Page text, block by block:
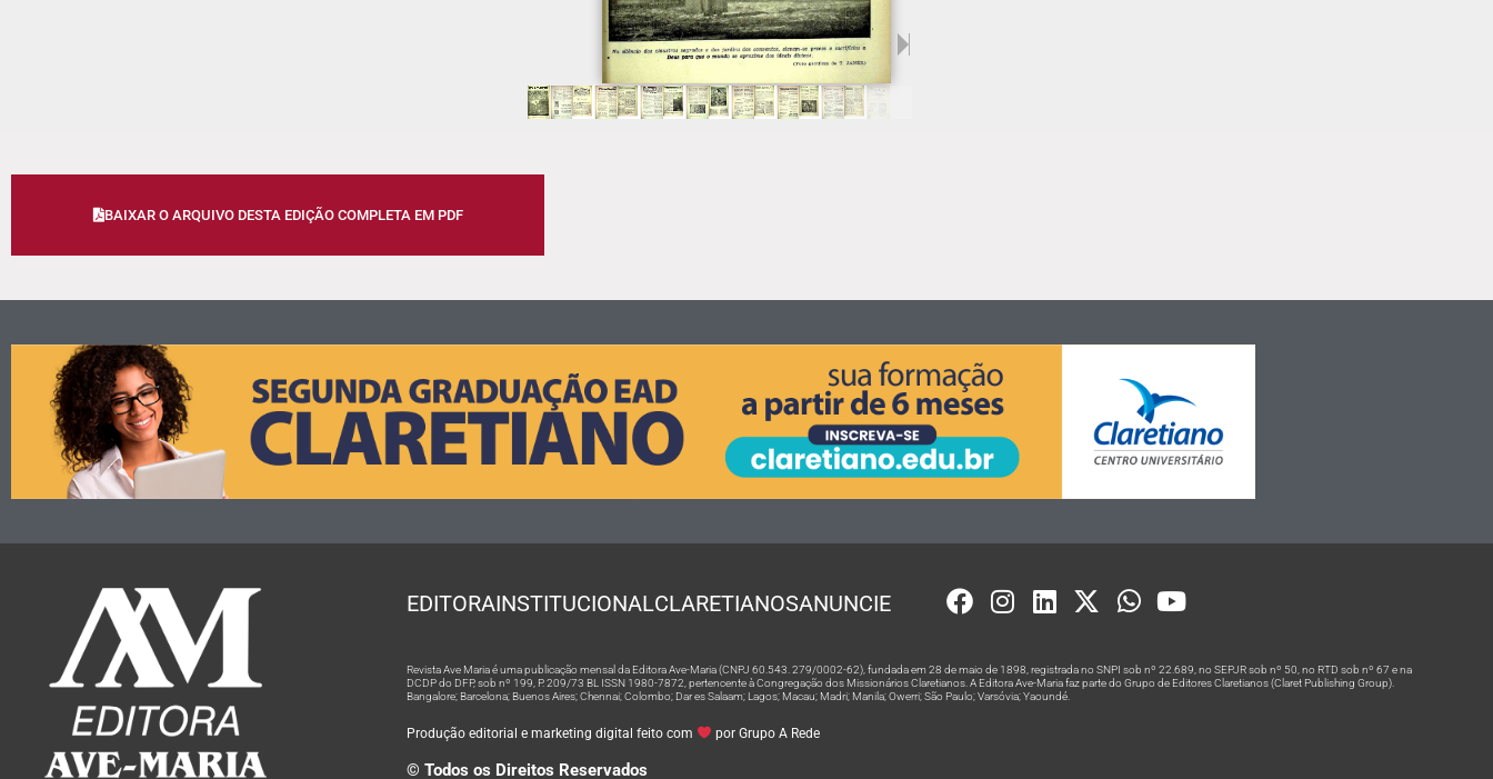
BAIXAR O ARQUIVO DESTA EDIÇÃO COMPLETA EM PDF
EDITORAINSTITUCIONALCLARETIANOSANUNCIE
Revista Ave Maria é uma publicação mensal da Editora Ave-Maria (CNPJ 60.543. 279/0002-62), fundada em 28 de maio de 1898, registrada no SNPI sob nº 22.689, no SEPJR sob nº 50, no RTD sob nº 67 e na
DCDP do DFP, sob nº 199, P. 209/73 BL ISSN 1980-7872, pertencente à Congregação dos Missionários Claretianos. A Editora Ave-Maria faz parte do Grupo de Editores Claretianos (Claret Publishing Group).
Bangalore; Barcelona; Buenos Aires; Chennai; Colombo; Dar es Salaam; Lagos; Macau; Madri; Manila; Owerri; São Paulo; Varsóvia; Yaoundé.
Produção editorial e marketing digital feito com por Grupo A Rede
© Todos os Direitos Reservados